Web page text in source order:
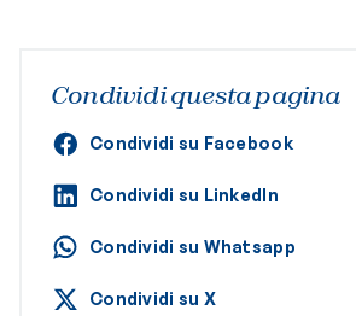
Condividi questa pagina
Condividi su Facebook
Condividi su LinkedIn
Condividi su Whatsapp
Condividi su X